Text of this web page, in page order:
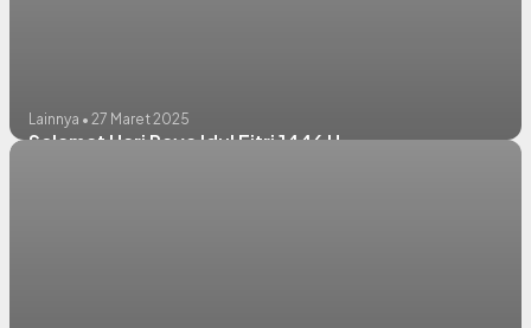
Lainnya • 27 Maret 2025
Selamat Hari Raya Idul Fitri 1446 H